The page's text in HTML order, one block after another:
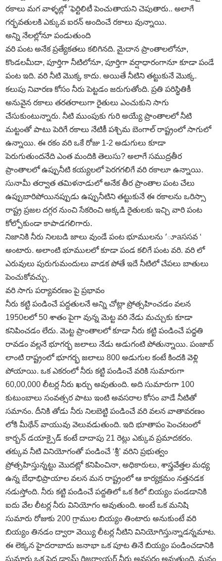
రకాలు మగ వాళ్ళల్లో ‘ఫెర్టిలిటీ పెంచుతాయని చెపుతారు.. అలాగే
గర్భవతులకి ఎక్కువ ఐరన్‌ అందించే రకాలు వున్నాయి.
అన్ని నేలల్లోనూ పండుతుంది
వరి పంట అనేక ప్రత్యేకతలు కలిగినది. మైదాన ప్రాంతాలలోనూ,
కొండలమీదా, పూర్తిగా నీటిలోనూ, పూర్తిగా వర్షాధారంగానూ కూడా పండే
పంట ఇది. వరి నీటి మొక్క కాదు. అయితే నీటిని తట్టుకునే మొక్క.
కలుపు నివారణ కోసం నీరు పెట్టడం జరుగుతోంది. ప్రతి పరిస్థితికీ
అనువైన రకాలు తరతరాలుగా రైతులు ఎంచుకుని సాగు
చేసుకుంటున్నారు. నీటి ముంపుకు గురి అయ్యే ప్రాంతాలలో నీటి
మట్టంతో పాటు పెరిగే రకాలు నేటికీ పశ్చిమ బెంగాల్‌ రాష్ట్రంలో సాగులో
ఉన్నాయి. ఈ రకం వరి ఒకే రోజు 1-2 అడుగులు కూడా
పెరుగుతుందనేది ఎంత మందికి తెలుసు? అలాగే సముద్రతీర
ప్రాంతాలలో ఉప్పునీటి కయ్యలలో పెరగగలిగే వరి రకాలూ ఉన్నాయి.
సునామీ తర్వాత తమిళనాడులో అనేక తీర ప్రాంతాల పంట చేలు
ఉప్పుబారిపోయినప్పుడు ఉప్పునీటిని తట్టుకునే ఈ రకాలను ఒరిస్సా
రాష్ట్ర ప్రజల దగ్గర నుంచి సేకరించి అక్కడి రైతులకు ఇచ్చి వారి పంట
కోల్పోకుండా కాపాడగలిగారు.
నిజానికి నీరు నిలబడి జాలు వుండే పంట భూములను ‘ూaససవ ‘
అంటారు. అలాంటి భూములలో కూడా పండ కలిగే పంట వరి. వరి లో
ఎరువులు పురుగుమందులు వాడక పోతే ఇదే నీటిలో చేపలు బాతులు
పెంచుకోవచ్చు.
వరి సాగు పర్యావరణం పై ప్రభావం
నీరు కట్టి పండించే పద్దతులనే అన్ని చోట్లా ప్రోత్సహించడం వలన
1950లలో 50 శాతం పైగా వున్న మెట్ట వరి నేడు మచ్చుకు కూడా
కనిపించడం లేదు. మెట్ట ప్రాంతాలలో కూడా నీరు కట్టి పండించే పద్ధతి
రావడం వల్లనే భూగర్భ జలాలు నేడు అడుగంటి పోతున్నాయి. పంజాబ్‌
లాంటి రాష్ట్రంలో భూగర్భ జలాలు 800 అడుగుల కంటే కిందకి వెళ్లి
పోయాయి. ఒక ఎకరంలో నీరు కట్టి పండించే వరికి సుమారుగా
60,00,000 లీటర్ల నీరు ఖర్చు అవుతుంది. అది సుమారుగా 100
కుటుంబాలు సంవత్సర పాటు ఇంటి అవసరాల కోసం వాడే నీటితో
సమానం. దీనికి తోడు నీరు నిలబెట్టి పండించే వరి వలన వాతావరణం
లోకి మీథేన్‌ వాయువు వెలువడుతుంది. ఇది భూతాపం పెంచటంలో
కార్బన్‌ డయాక్సైడ్‌ కంటే దాదాపు 21 రెట్లు ఎక్కువ ప్రమాదకరం.
తక్కువ నీటి వినియోగంతో పండించే ‘శ్రీ’ వరిని ప్రభుత్వం
ప్రోత్సహిస్తున్నట్టు మొదట్లో కనిపించినా, అధికారులు, శాస్త్రవేత్తల మధ్య
ఉన్న బేధాభిప్రాయాల వలన మన రాష్ట్రంలో ఆ కార్యక్రమం నత్తనడక
నడుస్తోంది. నీరు కట్టి పండించే పద్దతిలో ఒక కిలో బియ్యం పండడానికి
ఐదు వేల లీటర్ల నీరు వినియోగం అవుతుంది. అంటే ఒక మనిషి
సుమారు రోజుకు 200 గ్రాముల బియ్యం తింటారు అనుకుంటే వరి
బియ్యం తినడం ద్వారా వెయ్యి లీటర్ల నీటిని వినియోగిస్తున్నాడన్నమాట.
ఈ లెక్కన హైదరాబాదు జనాభా ఒక పూట తినే బియ్యం పండించడానికి
సుమారు ఒక పెద్ద డ్యామ్‌ రిజర్వాయర్‌ నీరు అవసరం అవుతుంది. మనం